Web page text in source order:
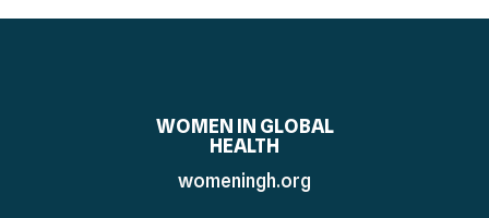
WOMEN IN GLOBAL
HEALTH
womeningh.org